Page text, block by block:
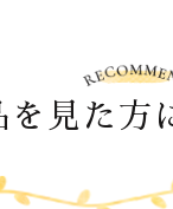
を見た方